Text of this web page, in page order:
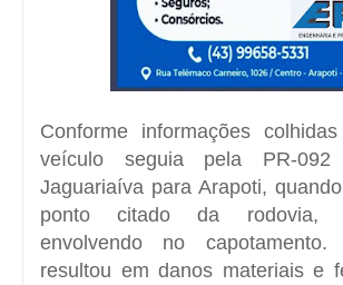
Conforme informações
veículo seguia pela PR-
Jaguariaíva para Arapoti,
ponto citado da rodovia,
envolvendo no
resultou em danos materiais e